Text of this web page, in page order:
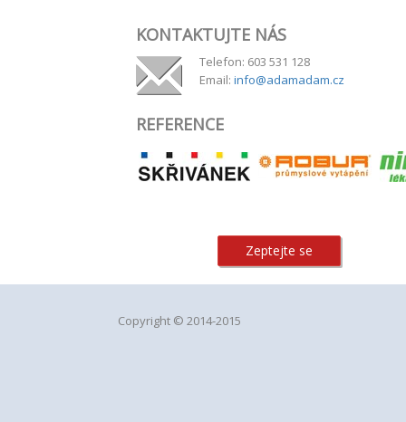
KONTAKTUJTE NÁS
Telefon: 603 531 128
Email: info@adamadam.cz
REFERENCE
Zeptejte se
Copyright © 2014-2015